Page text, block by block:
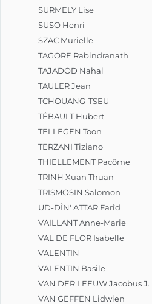
SURMELY Lise
SUSO Henri
SZAC Murielle
TAGORE Rabindranath
TAJADOD Nahal
TAULER Jean
TCHOUANG-TSEU
TÉBAULT Hubert
TELLEGEN Toon
TERZANI Tiziano
THIELLEMENT Pacôme
TRINH Xuan Thuan
TRISMOSIN Salomon
UD-DÎN' ATTAR Farîd
VAILLANT Anne-Marie
VAL DE FLOR Isabelle
VALENTIN
VALENTIN Basile
VAN DER LEEUW Jacobus J.
VAN GEFFEN Lidwien